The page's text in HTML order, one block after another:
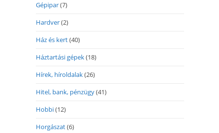
Gépipar(7)
Hardver(2)
Ház és kert(40)
Háztartási gépek(18)
Hírek, híroldalak(26)
Hitel, bank, pénzügy(41)
Hobbi(12)
Horgászat(6)